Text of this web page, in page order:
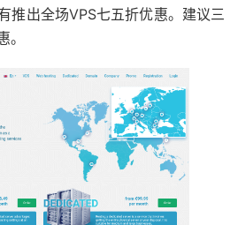
推出全场VPS七五折优惠。建议三